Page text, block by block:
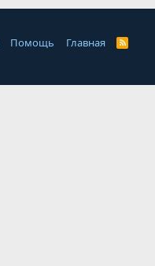
Помощь Главная